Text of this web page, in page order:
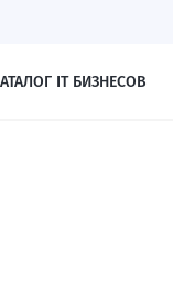
IT БИЗНЕСОВ